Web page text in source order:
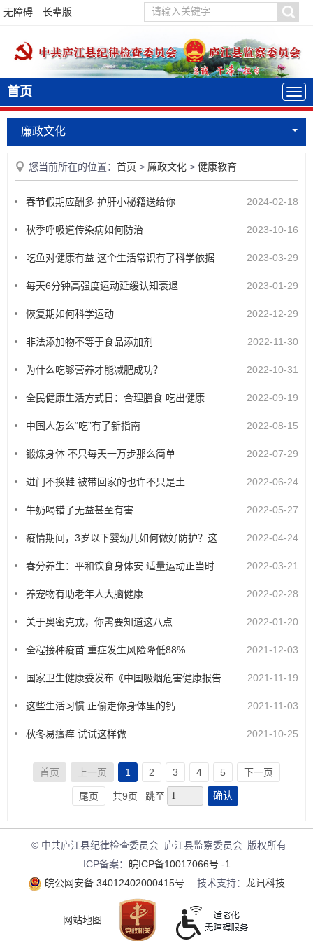
无障碍 长辈版
首页
廉政文化
您当前所在的位置： 首页 > 廉政文化 > 健康教育
春节假期应酬多 护肝小秘籍送给你 2024-02-18
秋季呼吸道传染病如何防治 2023-10-16
吃鱼对健康有益 这个生活常识有了科学依据 2023-03-29
每天6分钟高强度运动延缓认知衰退 2023-01-29
恢复期如何科学运动 2022-12-29
非法添加物不等于食品添加剂 2022-11-30
为什么吃够营养才能减肥成功？ 2022-10-31
全民健康生活方式日：合理膳食 吃出健康 2022-09-19
中国人怎么“吃”有了新指南 2022-08-15
锻炼身体 不只每天一万步那么简单 2022-07-29
进门不换鞋 被带回家的也许不只是土 2022-06-24
牛奶喝错了无益甚至有害 2022-05-27
2022-04-24
春分养生：平和饮食身体安 适量运动正当时 2022-03-21
养宠物有助老年人大脑健康 2022-02-28
关于奥密克戎，你需要知道这八点 2022-01-20
全程接种疫苗 重症发生风险降低88% 2021-12-03
2021-11-19
这些生活习惯 正偷走你身体里的钙 2021-11-03
秋冬易瘙痒 试试这样做 2021-10-25
首页 上一页 1 2 3 4 5 下一页
尾页 共9页 跳至 确认
© 中共庐江县纪律检查委员会 庐江县监察委员会 版权所有
ICP备案： 皖ICP备10017066号 -1
皖公网安备 34012402000415号
技术支持： 龙讯科技
网站地图